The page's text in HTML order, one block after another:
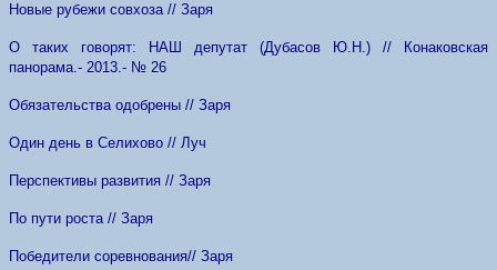
Новые рубежи совхоза // Заря
О таких говорят: НАШ депутат (Дубасов Ю.Н.) // Конаковская
панорама.- 2013.- № 26
Обязательства одобрены // Заря
Один день в Селихово // Луч
Перспективы развития // Заря
По пути роста // Заря
Победители соревнования// Заря